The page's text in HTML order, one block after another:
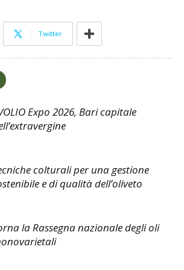
Twitter
Expo 2026, Bari capitale
colturali per una gestione
e di qualità dell’oliveto
la Rassegna nazionale degli oli